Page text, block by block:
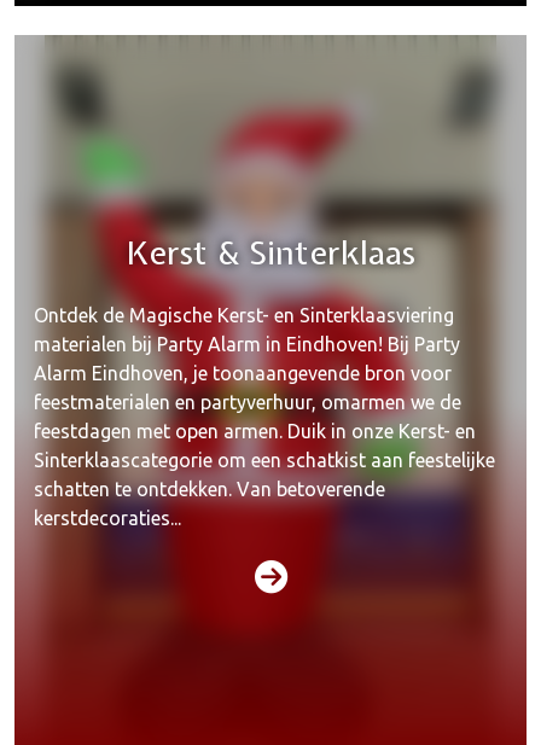
Kerst & Sinterklaas
Ontdek de Magische Kerst- en Sinterklaasviering
materialen bij Party Alarm in Eindhoven! Bij Party
Alarm Eindhoven, je toonaangevende bron voor
feestmaterialen en partyverhuur, omarmen we de
feestdagen met open armen. Duik in onze Kerst- en
Sinterklaascategorie om een schatkist aan feestelijke
schatten te ontdekken. Van betoverende
kerstdecoraties...